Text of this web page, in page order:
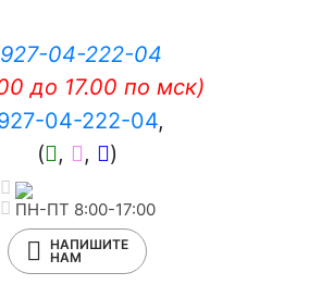
04-222-04
до 17.00 по мск)
04-222-04,
(
, , )
ПН-ПТ 8:00-17:00
НАПИШИТЕ
НАМ